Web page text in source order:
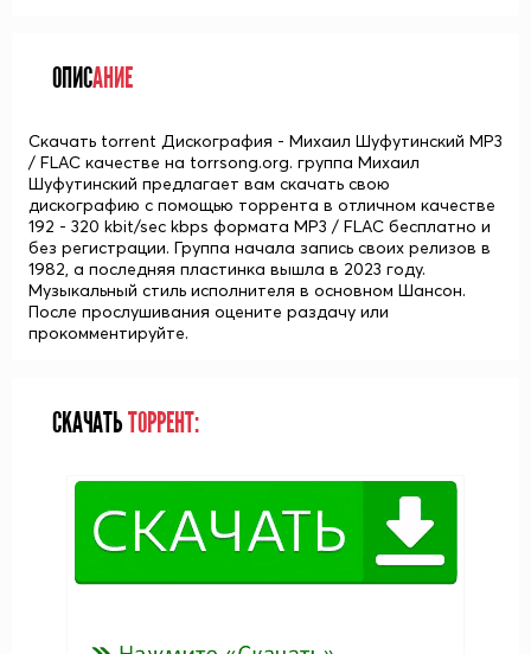
ОПИСАНИЕ
Скачать torrent Дискография - Михаил Шуфутинский MP3
/ FLAC качестве на torrsong.org. группа Михаил
Шуфутинский предлагает вам скачать свою
дискографию с помощью торрента в отличном качестве
192 - 320 kbit/sec kbps формата MP3 / FLAC бесплатно и
без регистрации. Группа начала запись своих релизов в
1982, а последняя пластинка вышла в 2023 году.
Музыкальный стиль исполнителя в основном Шансон.
После прослушивания оцените раздачу или
прокомментируйте.
СКАЧАТЬТОРРЕНТ: